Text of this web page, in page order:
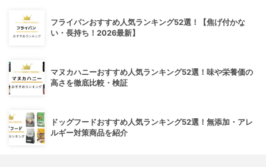
フライパンおすすめ人気ランキング52選！【焦げ付かな
い・長持ち！2026最新】
マヌカハニーおすすめ人気ランキング52選！味や栄養価の
高さを徹底比較・検証
ドッグフードおすすめ人気ランキング52選！無添加・アレ
ルギー対策商品を紹介